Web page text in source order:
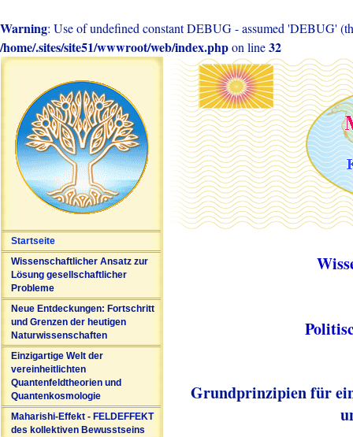
Warning: Use of undefined constant DEBUG - assumed 'DEBUG'
/home/.sites/site51/wwwroot/web/index.phpon line32
Startseite
Wissenschaftlicher Ansatz zur
Lösung gesellschaftlicher
Probleme
Neue Entdeckungen: Fortschritt
und Grenzen der heutigen
Naturwissenschaften
Einzigartige Welt der
vereinheitlichten
Quantenfeldtheorien und
Quantenkosmologie
Maharishi-Effekt - FELDEFFEKT
des kollektiven Bewusstseins
Grundprinzipien für